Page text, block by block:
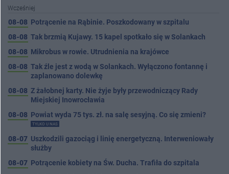
Wcześniej
08-08 Potrącenie na Rąbinie. Poszkodowany w szpitalu
08-08 Tak brzmią Kujawy. 15 kapel spotkało się w Solankach
08-08 Mikrobus w rowie. Utrudnienia na krajówce
08-08 Tak źle jest z wodą w Solankach. Wyłączono fontannę i
zaplanowano dolewkę
08-08 Z żałobnej karty. Nie żyje były przewodniczący Rady
Miejskiej Inowrocławia
08-08 Powiat wyda 75 tys. zł. na salę sesyjną. Co się zmieni?
TYLKO U NAS
08-07 Uszkodzili gazociąg i linię energetyczną. Interweniowały
służby
08-07 Potrącenie kobiety na Św. Ducha. Trafiła do szpitala